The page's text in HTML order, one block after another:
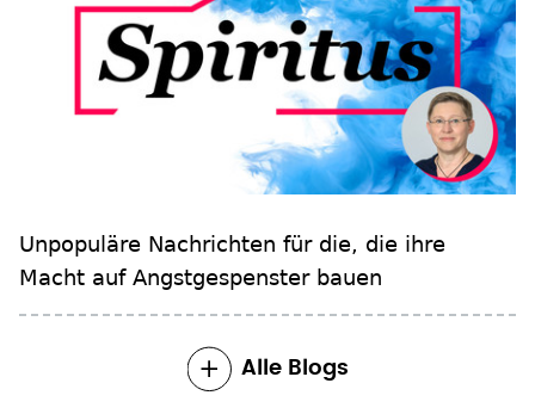
Unpopuläre Nachrichten für die, die ihre
Macht auf Angstgespenster bauen
Alle Blogs